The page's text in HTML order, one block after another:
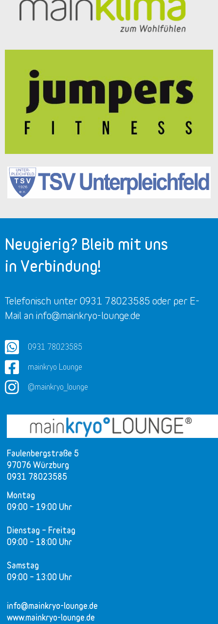
Faulenbergstraße 5
97076 Würzburg
0931 78023585
Montag
09:00 – 19:00 Uhr
Dienstag – Freitag
09:00 – 18:00 Uhr
Samstag
09:00 – 13:00 Uhr
info@mainkryo-lounge.de
www.mainkryo-lounge.de
Neugierig? Bleib mit uns
in Verbindung!
Telefonisch unter 0931 78023585 oder per E-
Mail an info@mainkryo-lounge.de
0931 78023585
mainkryo Lounge
@mainkryo_lounge